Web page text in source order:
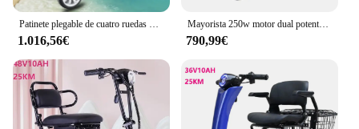
their product offerings. Whether you're a healthcare
provider, a retailer, or a distributor, the scooter
discapacitados is a smart investment that aligns with
services.
Patinete plegable de cuatro ruedas para personas mayores, scooter ligero de 500w-ancianos y discapacitados, 4 ruedas
1.016,56€
Mayorista 250w motor dual potente 4 ruedas scooter de movilidad plegable automático eléctrico para discapacitados
790,99€